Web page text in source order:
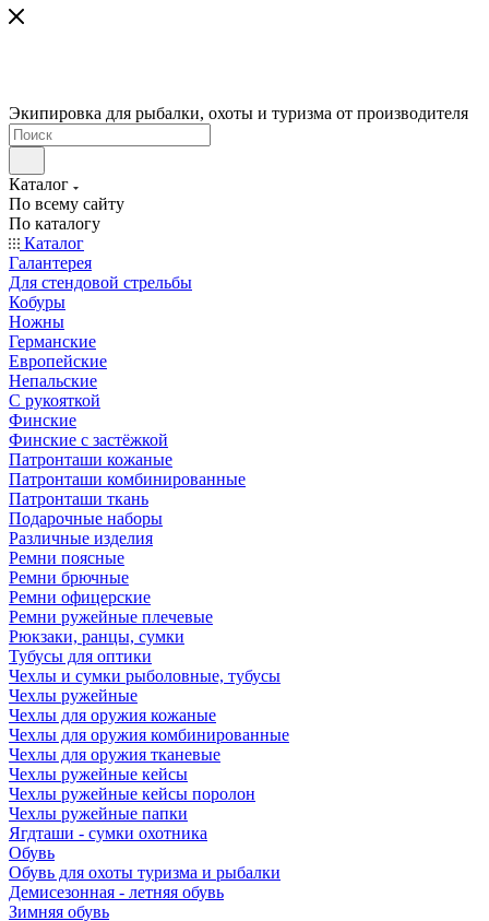
Экипировка для рыбалки, охоты и туризма от производителя
Каталог
По всему сайту
По каталогу
Каталог
Галантерея
Для стендовой стрельбы
Кобуры
Ножны
Германские
Европейские
Непальские
С рукояткой
Финские
Финские с застёжкой
Патронташи кожаные
Патронташи комбинированные
Патронташи ткань
Подарочные наборы
Различные изделия
Ремни поясные
Ремни брючные
Ремни офицерские
Ремни ружейные плечевые
Рюкзаки, ранцы, сумки
Тубусы для оптики
Чехлы и сумки рыболовные, тубусы
Чехлы ружейные
Чехлы для оружия кожаные
Чехлы для оружия комбинированные
Чехлы для оружия тканевые
Чехлы ружейные кейсы
Чехлы ружейные кейсы поролон
Чехлы ружейные папки
Ягдташи - сумки охотника
Обувь
Обувь для охоты туризма и рыбалки
Демисезонная - летняя обувь
Зимняя обувь